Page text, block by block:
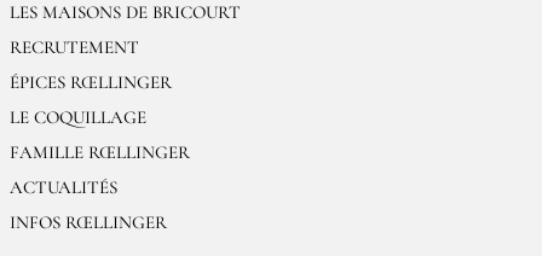
LES MAISONS DE BRICOURT
RECRUTEMENT
ÉPICES RŒLLINGER
LE COQUILLAGE
FAMILLE RŒLLINGER
ACTUALITÉS
INFOS RŒLLINGER